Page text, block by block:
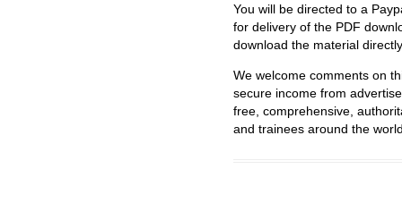
You will be directed to a
for delivery of the PDF
download the material
We welcome comments on
secure income from
free, comprehensive,
and trainees around the